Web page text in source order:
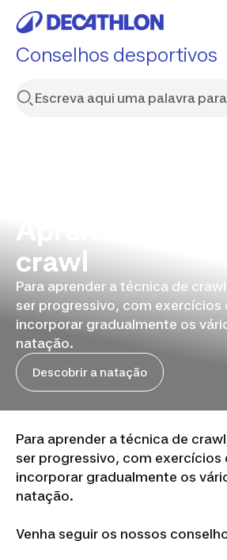
Conselhos desportivos
Aprender a
crawl
Para aprender a técnica de
ser progressivo, com exercícios
incorporar gradualmente os
natação.
Descobrir a natação
Para aprender a técnica de
ser progressivo, com exercícios
incorporar gradualmente os
natação.
Venha seguir os nossos